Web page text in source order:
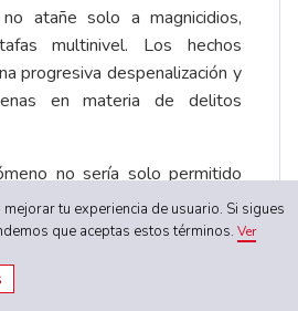
atañe solo a magnicidios,
multinivel. Los hechos
progresiva despenalización y
en materia de delitos
no sería solo permitido
En indignante paradoja, el
ente acusador, la Fiscalía en
durante mayo, de
de penas a violadores de
tu experiencia de usuario. Si sigues
que aceptas estos términos.Ver